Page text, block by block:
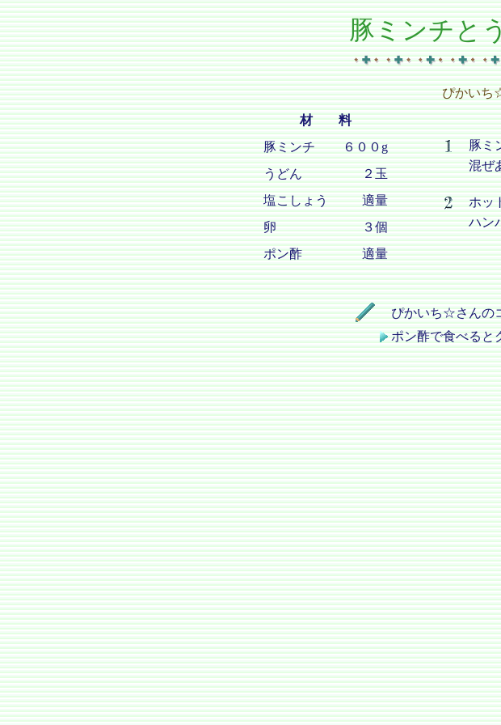
豚ミンチと
材 料
豚ミンチ
６００g
うどん
２玉
塩こしょう
適量
卵
３個
ポン酢
適量
ぴかいち
豚ミ
混ぜ
ホッ
ハン
ぴかいち☆さんの
ポン酢で食べると